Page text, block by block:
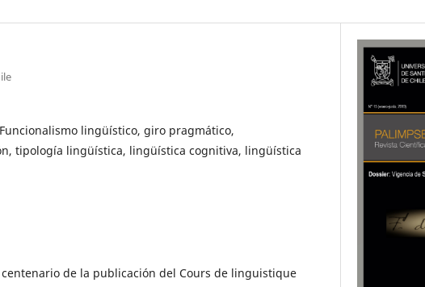
Funcionalismo lingüístico, giro pragmático,
tipología lingüística, lingüística cognitiva, lingüística
centenario de la publicación del Cours de linguistique